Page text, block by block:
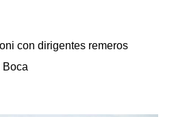
con dirigentes remeros
Boca